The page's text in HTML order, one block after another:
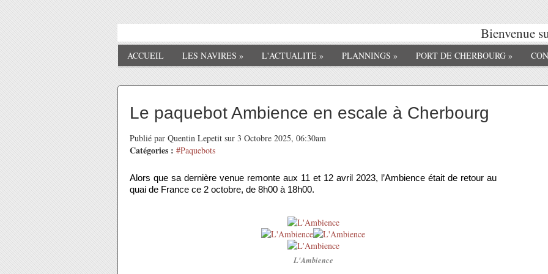
Bienvenue
ACCUEIL LES NAVIRES » L'ACTUALITE » PLANNINGS » PORT DE CHERBOURG »
Le paquebot Ambience en escale à Cherbourg
Publié par Quentin Lepetit sur 3 Octobre 2025, 06:30am
Catégories : #Paquebots
Alors que sa dernière venue remonte aux 11 et 12 avril 2023, l’Ambience était de retour au
quai de France ce 2 octobre, de 8h00 à 18h00.
L'Ambience